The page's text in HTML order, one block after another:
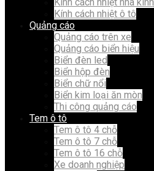
Kính cách nhiệt ô tô
Quảng cáo
Quảng cáo trên xe
Quảng cáo biển hiệu
Biển đèn led
Biển hộp đèn
Biển chữ nổi
Biển kim loại ăn mòn
Thi công quảng cáo
Tem ô tô
Tem ô tô 4 chỗ
Tem ô tô 7 chỗ
Tem ô tô 16 chỗ
Xe doanh nghiệp